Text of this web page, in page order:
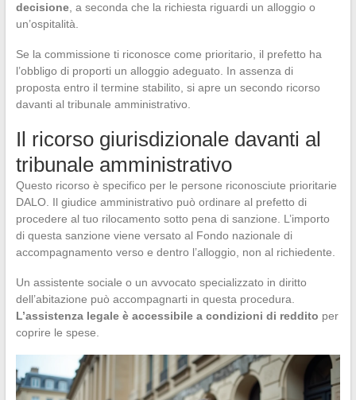
decisione, a seconda che la richiesta riguardi un alloggio o
un’ospitalità.
Se la commissione ti riconosce come prioritario, il prefetto ha
l’obbligo di proporti un alloggio adeguato. In assenza di
proposta entro il termine stabilito, si apre un secondo ricorso
davanti al tribunale amministrativo.
Il ricorso giurisdizionale davanti al
tribunale amministrativo
Questo ricorso è specifico per le persone riconosciute prioritarie
DALO. Il giudice amministrativo può ordinare al prefetto di
procedere al tuo rilocamento sotto pena di sanzione. L’importo
di questa sanzione viene versato al Fondo nazionale di
accompagnamento verso e dentro l’alloggio, non al richiedente.
Un assistente sociale o un avvocato specializzato in diritto
dell’abitazione può accompagnarti in questa procedura.
L’assistenza legale è accessibile a condizioni di reddito per
coprire le spese.